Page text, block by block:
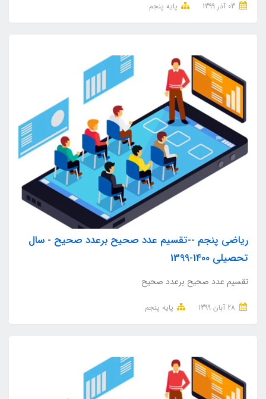
پایه پنجم
ریاضی پنجم --تقسیم عدد صحیح برعدد صحیح - سال
تحصیلی 1400-1399
تقسیم عدد صحیح برعدد صحیح
پایه پنجم